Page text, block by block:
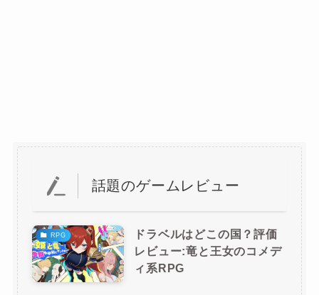
話題のゲームレビュー
RPG
ドラベルはどこの国？評価
レビュー:竜と王女のコメデ
ィ系RPG